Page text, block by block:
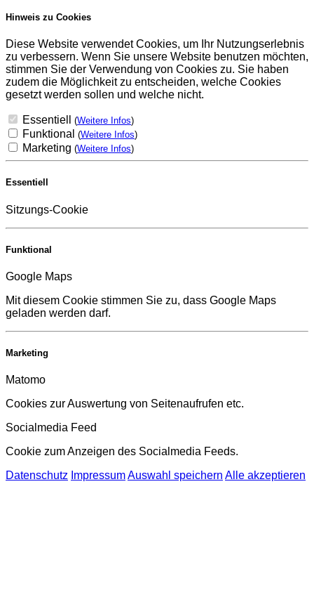
Hinweis zu Cookies
Diese Website verwendet Cookies, um Ihr Nutzungserlebnis
zu verbessern. Wenn Sie unsere Website benutzen möchten,
stimmen Sie der Verwendung von Cookies zu. Sie haben
zudem die Möglichkeit zu entscheiden, welche Cookies
gesetzt werden sollen und welche nicht.
Essentiell (Weitere Infos)
Funktional (Weitere Infos)
Marketing (Weitere Infos)
Essentiell
Sitzungs-Cookie
Funktional
Google Maps
Mit diesem Cookie stimmen Sie zu, dass Google Maps
geladen werden darf.
Marketing
Matomo
Cookies zur Auswertung von Seitenaufrufen etc.
Socialmedia Feed
Cookie zum Anzeigen des Socialmedia Feeds.
Datenschutz ImpressumAuswahl speichern Alle akzeptieren